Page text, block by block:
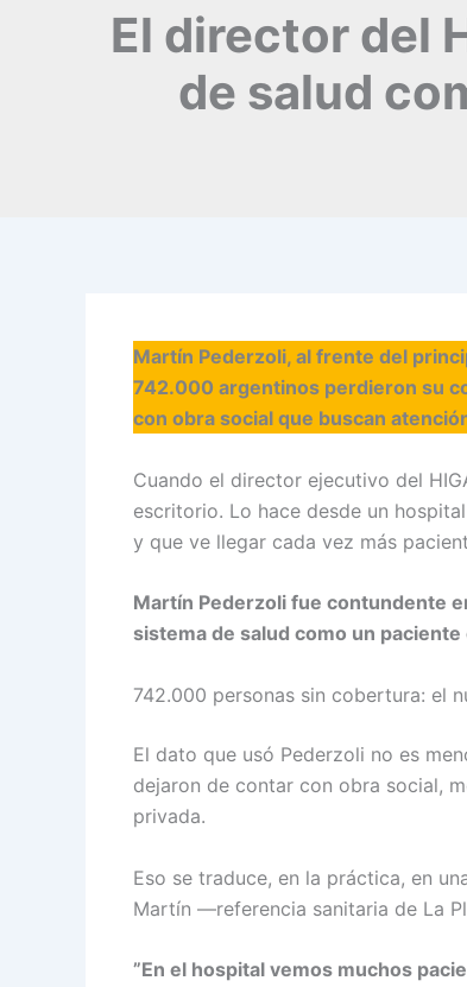
El director del
de salud
Martín Pederzoli, al frente del
742.000 argentinos perdieron su
con obra social que buscan
Cuando el director ejecutivo del
escritorio. Lo hace desde un
y que ve llegar cada vez más
Martín Pederzoli fue contundente
sistema de salud como un
742.000 personas sin cobertura: el
El dato que usó Pederzoli no es
dejaron de contar con obra social,
privada.
Eso se traduce, en la práctica, en
Martín —referencia sanitaria de La
”En el hospital vemos muchos